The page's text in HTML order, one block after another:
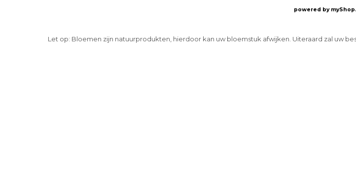
powered by
Let op: Bloemen zijn natuurprodukten, hierdoor kan uw bloemstuk afwijken. Uiteraard zal uw